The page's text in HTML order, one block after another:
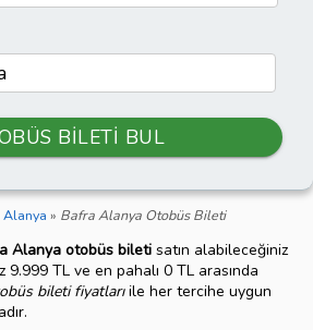
BİLETİ BUL
Alanya » Bafra Alanya Otobüs Bileti
Alanya otobüs biletisatın alabileceğiniz
TL ve en pahalı 0 TL arasında
bileti fiyatlarıile her tercihe uygun